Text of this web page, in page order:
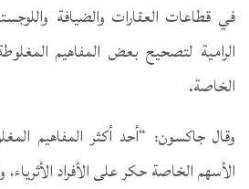
في قطاعات العقارات والضيافة
الرامية لتصحيح بعض المفاهيم
الخاصة.
وقال جاكسون: “أحد أكثر المفاهيم
الأسهم الخاصة حكر على الأفراد